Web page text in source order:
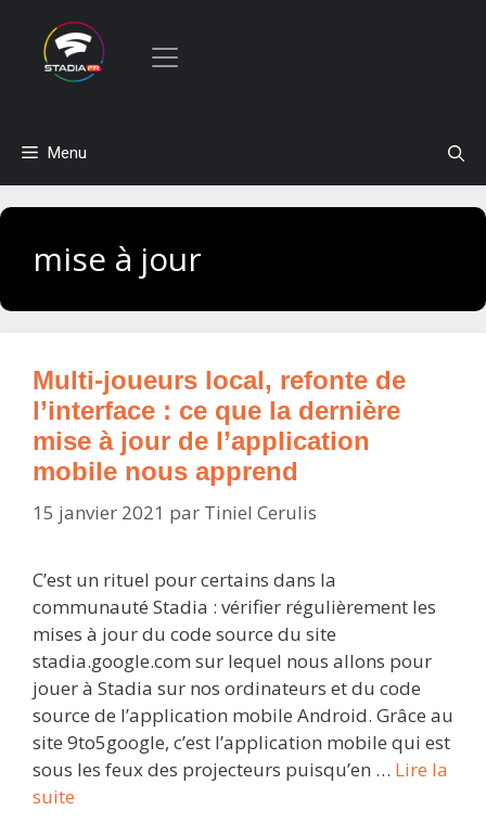
contenu
Menu
mise à jour
Multi-joueurs local, refonte de
l’interface : ce que la dernière
mise à jour de l’application
mobile nous apprend
15 janvier 2021 par Tiniel Cerulis
C’est un rituel pour certains dans la
communauté Stadia : vérifier régulièrement les
mises à jour du code source du site
stadia.google.com sur lequel nous allons pour
jouer à Stadia sur nos ordinateurs et du code
source de l’application mobile Android. Grâce au
site 9to5google, c’est l’application mobile qui est
sous les feux des projecteurs puisqu’en … Lire la
suite